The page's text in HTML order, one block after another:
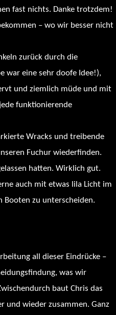
fast nichts. Danke trotzdem!
– wo wir besser nicht
zurück durch die
war eine sehr doofe Idee!),
und ziemlich müde und mit
funktionierende
Wracks und treibende
Fuchur wiederfinden.
hatten. Wirklich gut.
auch mit etwas lila Licht im
Booten zu unterscheiden.
all dieser Eindrücke –
was wir
baut Chris das
und wieder zusammen. Ganz